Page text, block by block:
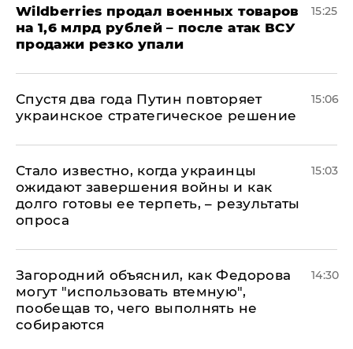
​Wildberries продал военных товаров
на 1,6 млрд рублей – после атак ВСУ
продажи резко упали
15:25
Спустя два года Путин повторяет
украинское стратегическое решение
15:06
Стало известно, когда украинцы
ожидают завершения войны и как
долго готовы ее терпеть, – результаты
опроса
15:03
Загородний объяснил, как Федорова
могут "использовать втемную",
пообещав то, чего выполнять не
собираются
14:30